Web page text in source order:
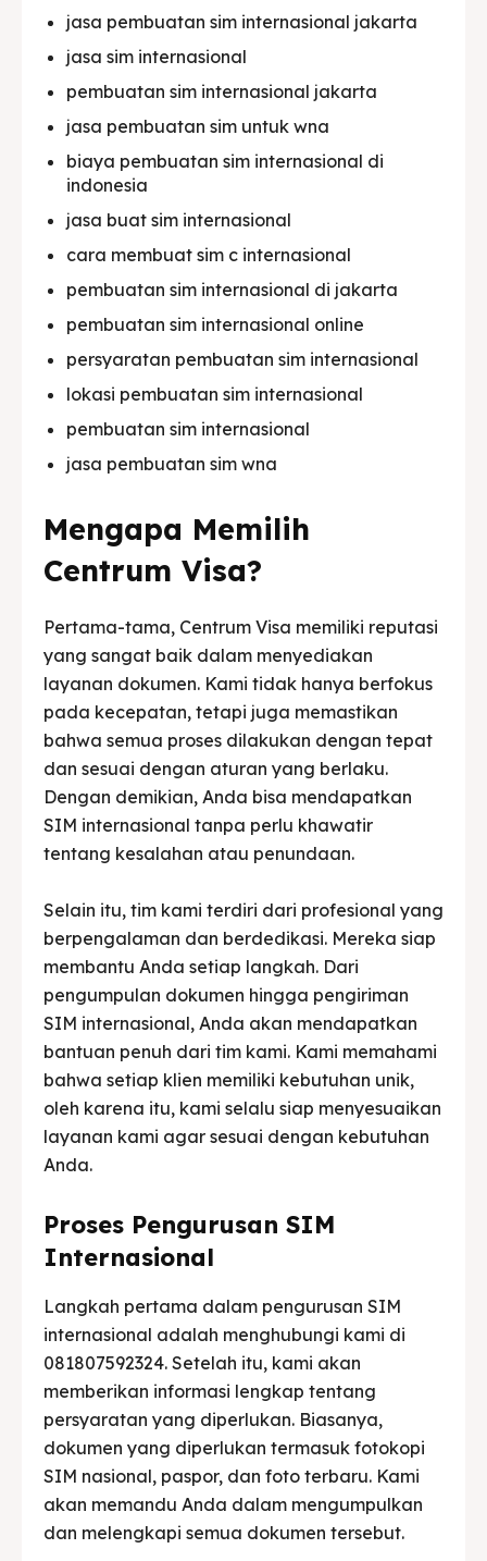
jasa pembuatan sim internasional jakarta
jasa sim internasional
pembuatan sim internasional jakarta
jasa pembuatan sim untuk wna
biaya pembuatan sim internasional di
indonesia
jasa buat sim internasional
cara membuat sim c internasional
pembuatan sim internasional di jakarta
pembuatan sim internasional online
persyaratan pembuatan sim internasional
lokasi pembuatan sim internasional
pembuatan sim internasional
jasa pembuatan sim wna
Mengapa Memilih
Centrum Visa?
Pertama-tama, Centrum Visa memiliki reputasi
yang sangat baik dalam menyediakan
layanan dokumen. Kami tidak hanya berfokus
pada kecepatan, tetapi juga memastikan
bahwa semua proses dilakukan dengan tepat
dan sesuai dengan aturan yang berlaku.
Dengan demikian, Anda bisa mendapatkan
SIM internasional tanpa perlu khawatir
tentang kesalahan atau penundaan.
Selain itu, tim kami terdiri dari profesional yang
berpengalaman dan berdedikasi. Mereka siap
membantu Anda setiap langkah. Dari
pengumpulan dokumen hingga pengiriman
SIM internasional, Anda akan mendapatkan
bantuan penuh dari tim kami. Kami memahami
bahwa setiap klien memiliki kebutuhan unik,
oleh karena itu, kami selalu siap menyesuaikan
layanan kami agar sesuai dengan kebutuhan
Anda.
Proses Pengurusan SIM
Internasional
Langkah pertama dalam pengurusan SIM
internasional adalah menghubungi kami di
081807592324. Setelah itu, kami akan
memberikan informasi lengkap tentang
persyaratan yang diperlukan. Biasanya,
dokumen yang diperlukan termasuk fotokopi
SIM nasional, paspor, dan foto terbaru. Kami
akan memandu Anda dalam mengumpulkan
dan melengkapi semua dokumen tersebut.